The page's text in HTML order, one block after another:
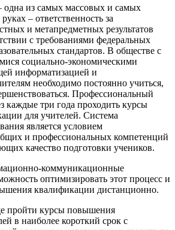
одна из самых массовых и самых
– ответственность за
и метапредметных результатов
с требованиями федеральных
стандартов. В обществе с
социально-экономическими
информатизацией и
необходимо постоянно учиться,
Профессиональный
каждые три года проходить курсы
для учителей. Система
является условием
и профессиональных компетенций
качество подготовки учеников.
коммуникационные
оптимизировать этот процесс и
квалификации дистанционно.
пройти курсы повышения
в наиболее короткий срок с